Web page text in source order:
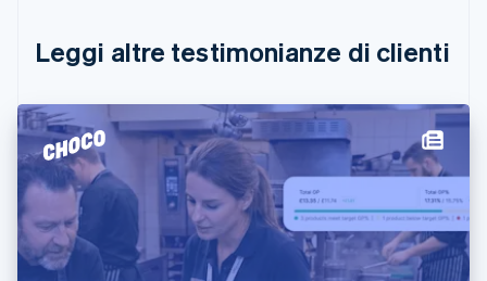
Leggi altre testimonianze di clienti
English Français
Cina continentale
Cipro
English
Croazia
EnglishItaliano
Danimarca
English
Emirati Arabi Uniti
English